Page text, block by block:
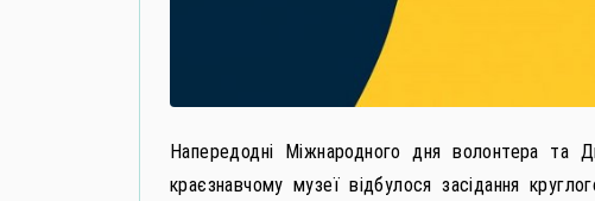
Напередодні Міжнародного дня волонтера та
краєзнавчому музеї відбулося засідання